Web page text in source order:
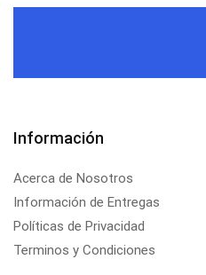
Información
Acerca de Nosotros
Información de Entregas
Políticas de Privacidad
Terminos y Condiciones